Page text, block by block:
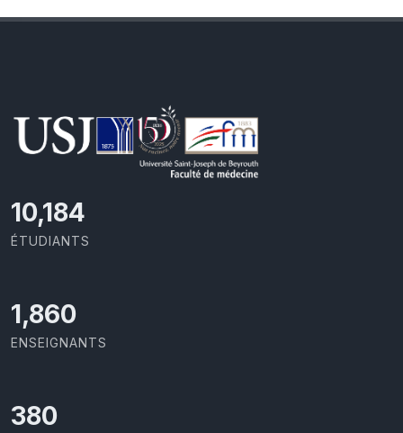
11,418
ÉTUDIANTS
2,086
ENSEIGNANTS
426